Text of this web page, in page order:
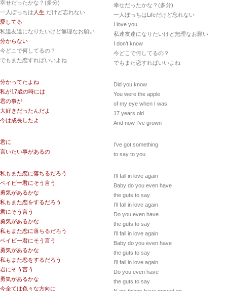
幸せだったかな？(多分)
一人ぼっちは 人生 だけど忘れない
愛してる
私達友達になりたいけど無理なお願い
分からない
今どこで何してるの？
でもまた恋すればいいよね
分かってたよね
私が17歳の時には
君の事が
大好きだったんだよ
今は成長したよ
君に
言いたい事があるの
私もまた恋に落ちるだろう
ベイビー君にそう言う
勇気があるかな
私もまた恋をするだろう
君にそう言う
勇気があるかな
私もまた恋に落ちるだろう
ベイビー君にそう言う
勇気があるかな
私もまた恋をするだろう
君にそう言う
勇気があるかな
今全ては色々な方向に
幸せだったかな？(多分)
一人ぼっちはLifeだけど忘れない
I love you
私達友達になりたいけど無理なお願い
I don’t know
今どこで何してるの？
でもまた恋すればいいよね
Did you know
You were the apple
of my eye when I was
17 years old
And now I’ve grown
I’ve got something
to say to you
I’ll fall in love again
Baby do you even have
the guts to say
I’ll fall in love again
Do you even have
the guts to say
I’ll fall in love again
Baby do you even have
the guts to say
I’ll fall in love again
Do you even have
the guts to say